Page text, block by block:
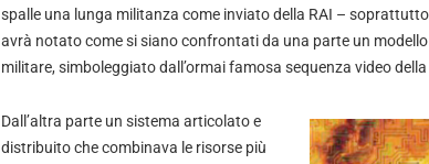
spalle una lunga militanza come inviato della RAI –
avrà notato come si siano confrontati da una parte un
militare, simboleggiato dall’ormai famosa sequenza video
Dall’altra parte un sistema articolato e
distribuito che combinava le risorse più